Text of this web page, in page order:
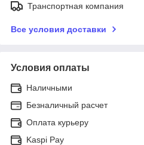
Транспортная компания
Все условия доставки
Условия оплаты
Наличными
Безналичный расчет
Оплата курьеру
Kaspi Pay